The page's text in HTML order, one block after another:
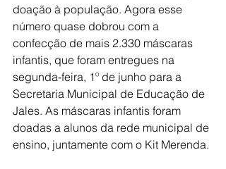
doação à população. Agora esse
número quase dobrou com a
confecção de mais 2.330 máscaras
infantis, que foram entregues na
segunda-feira, 1º de junho para a
Secretaria Municipal de Educação de
Jales. As máscaras infantis foram
doadas a alunos da rede municipal de
ensino, juntamente com o Kit Merenda.